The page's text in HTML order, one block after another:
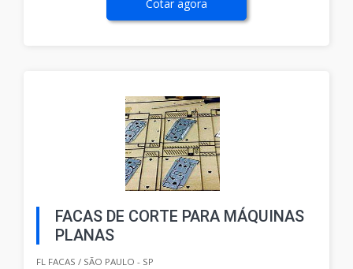
Cotar agora
FACAS DE CORTE PARA MÁQUINAS
PLANAS
FL FACAS / SÃO PAULO - SP